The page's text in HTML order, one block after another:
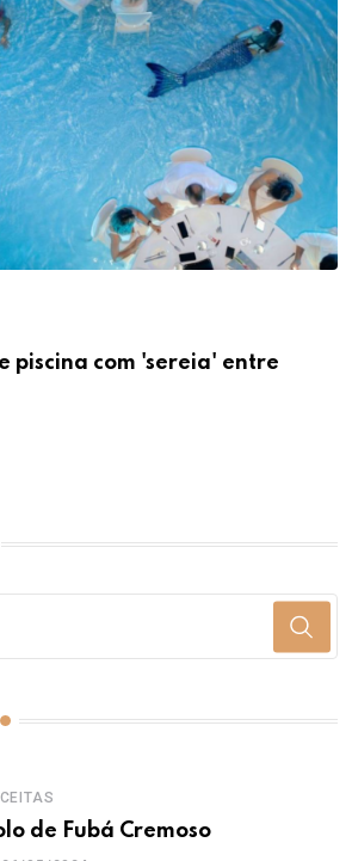
piscina com 'sereia' entre
de Fubá Cremoso